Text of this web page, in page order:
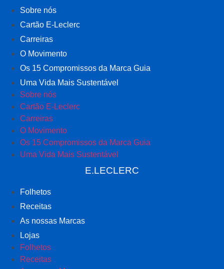
Sobre nós
Cartão E-Leclerc
Carreiras
O Movimento
Os 15 Compromissos da Marca Guia
Uma Vida Mais Sustentável
Sobre nós
Cartão E-Leclerc
Carreiras
O Movimento
Os 15 Compromissos da Marca Guia
Uma Vida Mais Sustentável
E.LECLERC
Folhetos
Receitas
As nossas Marcas
Lojas
Folhetos
Receitas